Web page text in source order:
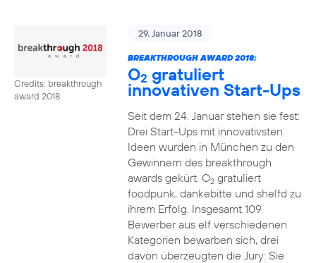
Credits: breakthrough
award 2018
29. Januar 2018
BREAKTHROUGH AWARD 2018:
O2 gratuliert
innovativen Start-Ups
Seit dem 24. Januar stehen sie fest:
Drei Start-Ups mit innovativsten
Ideen wurden in München zu den
Gewinnern des breakthrough
awards gekürt. O2gratuliert
foodpunk, dankebitte und shelfd zu
ihrem Erfolg. Insgesamt 109
Bewerber aus elf verschiedenen
Kategorien bewarben sich, drei
davon überzeugten die Jury: Sie